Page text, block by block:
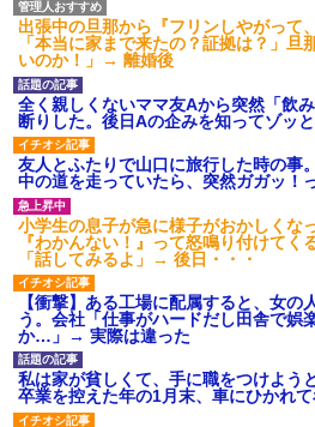
出張中の旦那から『フリンしやがって
「本当に家まで来たの？証拠は？」旦
いのか！」→ 離婚後
全く親しくないママ友Aから突然「飲
断りした。後日Aの企みを知ってゾッ
友人とふたりで山口に旅行した時の事
中の道を走っていたら、突然ガガッ！
小学生の息子が急に様子がおかしくな
『わかんない！』って怒鳴り付けてく
「話してみるよ」→ 後日・・・
【衝撃】ある工場に配属すると、女の
う。会社「仕事がハードだし田舎で娯
か…」→ 実際は違った
私は家が貧しくて、手に職をつけよう
卒業を控えた年の1月末、車にひかれて